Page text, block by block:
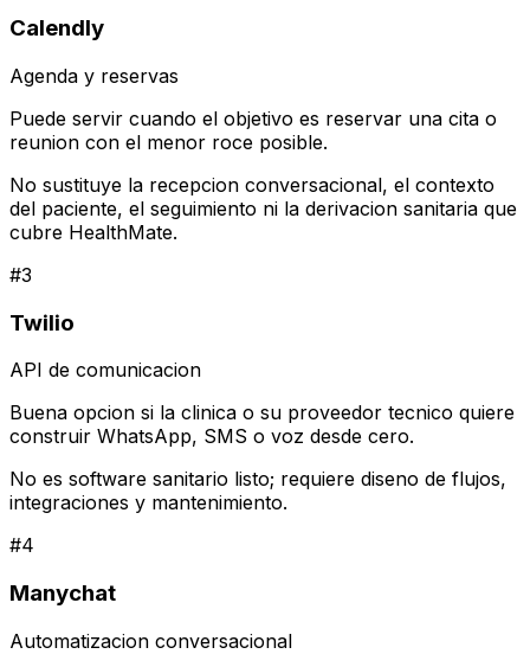
Calendly
Agenda y reservas
Puede servir cuando el objetivo es reservar una cita o
reunion con el menor roce posible.
No sustituye la recepcion conversacional, el contexto
del paciente, el seguimiento ni la derivacion sanitaria que
cubre HealthMate.
#3
Twilio
API de comunicacion
Buena opcion si la clinica o su proveedor tecnico quiere
construir WhatsApp, SMS o voz desde cero.
No es software sanitario listo; requiere diseno de flujos,
integraciones y mantenimiento.
#4
Manychat
Automatizacion conversacional